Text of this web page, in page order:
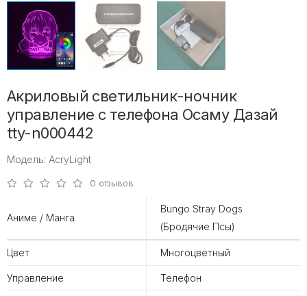
Акриловый светильник-ночник
управление с телефона Осаму Дазай
tty-n000442
Модель: AcryLight
0 отзывов
Аниме / Манга
Bungo Stray Dogs
(Бродячие Псы)
Цвет Многоцветный
Управление Телефон